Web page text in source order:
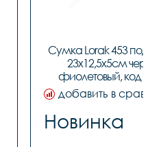
Сумка Lorak 453
23х12,5х5см
фиолетовый, код
добавить в
Новинка